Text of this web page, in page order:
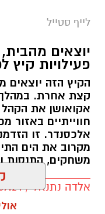
לייף סטייל
יוצאים
פעילויות
הקיץ הזה יוצאים
קצת אחרת.
אקואושן את
חווייתיים באזור
אלכסנדר. זו
מקרוב את הים
משחקים, התנסות
אלדה נתנאל / 09:24 07.08.26